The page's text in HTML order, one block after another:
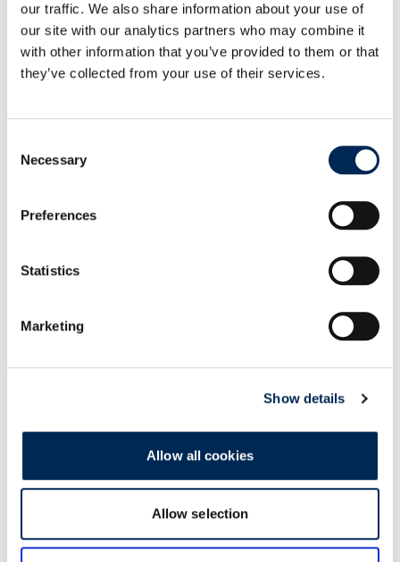
our traffic. We also share information about your use of
our site with our analytics partners who may combine it
with other information that you’ve provided to them or that
they’ve collected from your use of their services.
Selection
Necessary
Preferences
Statistics
Marketing
Show details
Allow all cookies
Allow selection
În compania noastră, ne specializăm în
furnizarea de soluții de integrare a sistemelor
REST (Representational State Transfer)
comunicarea între diferite aplicații software
Our API Portal
Contact us!